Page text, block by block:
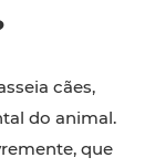
cães,
do animal.
que